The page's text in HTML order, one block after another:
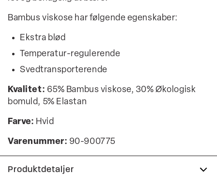
Bambus viskose har følgende egenskaber:
Ekstra blød
Temperatur-regulerende
Svedtransporterende
Kvalitet: 65% Bambus viskose, 30% Økologisk
bomuld, 5% Elastan
Farve: Hvid
Varenummer: 90-900775
Produktdetaljer